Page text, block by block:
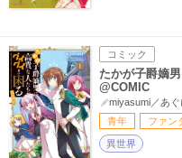
コミック
たかが子爵嫡
@COMIC
miyasumi／あ
青年
ファン
異世界